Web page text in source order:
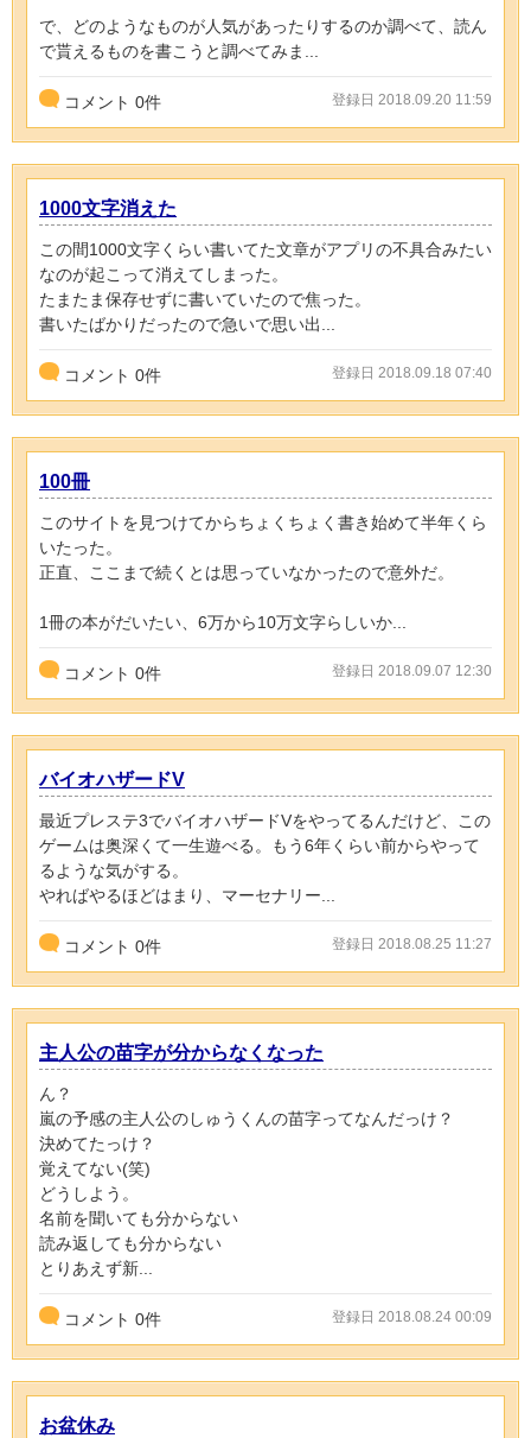
で、どのようなものが人気があったりするのか調べて、読ん
で貰えるものを書こうと調べてみま...
コメント 0件 登録日 2018.09.20 11:59
1000文字消えた
この間1000文字くらい書いてた文章がアプリの不具合みたい
なのが起こって消えてしまった。
たまたま保存せずに書いていたので焦った。
書いたばかりだったので急いで思い出...
コメント 0件 登録日 2018.09.18 07:40
100冊
このサイトを見つけてからちょくちょく書き始めて半年くら
いたった。
正直、ここまで続くとは思っていなかったので意外だ。
1冊の本がだいたい、6万から10万文字らしいか...
コメント 0件 登録日 2018.09.07 12:30
バイオハザードV
最近プレステ3でバイオハザードVをやってるんだけど、この
ゲームは奥深くて一生遊べる。もう6年くらい前からやって
るような気がする。
やればやるほどはまり、マーセナリー...
コメント 0件 登録日 2018.08.25 11:27
主人公の苗字が分からなくなった
ん？
嵐の予感の主人公のしゅうくんの苗字ってなんだっけ？
決めてたっけ？
覚えてない(笑)
どうしよう。
名前を聞いても分からない
読み返しても分からない
とりあえず新...
コメント 0件 登録日 2018.08.24 00:09
お盆休み